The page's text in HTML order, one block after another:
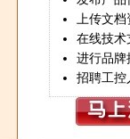
上传文档
在线技术
进行品牌
招聘工控